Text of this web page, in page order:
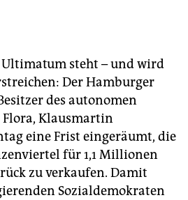
steht – und wird
Der Hamburger
des autonomen
Klausmartin
eine Frist eingeräumt, die
für 1,1 Millionen
zu verkaufen. Damit
Sozialdemokraten